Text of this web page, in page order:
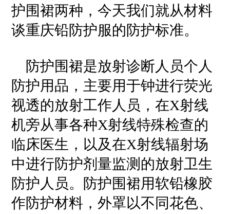
护围裙两种，今天我们就从材料
谈重庆铅防护服的防护标准。
防护围裙是放射诊断人员个人
防护用品，主要用于钟进行荧光
视透的放射工作人员，在X射线
机旁从事各种X射线特殊检查的
临床医生，以及在X射线辐射场
中进行防护剂量监测的放射卫生
防护人员。防护围裙用软铅橡胶
作防护材料，外罩以不同花色、